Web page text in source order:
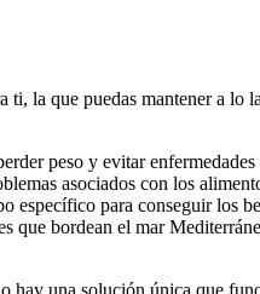
la que puedas mantener a lo
peso y evitar
asociados con los
específico para conseguir los
bordean el mar
una solución única que